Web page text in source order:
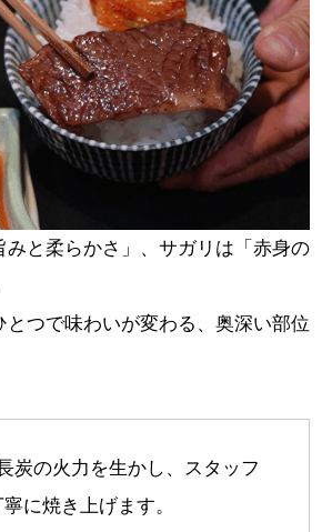
みと柔らかさ」、サガリは「赤身の
とつで味わいが変わる、奥深い部位
炭の火力を生かし、スタッフ
に焼き上げます。